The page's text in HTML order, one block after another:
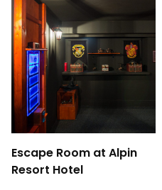
Escape Room at Alpin
Resort Hotel